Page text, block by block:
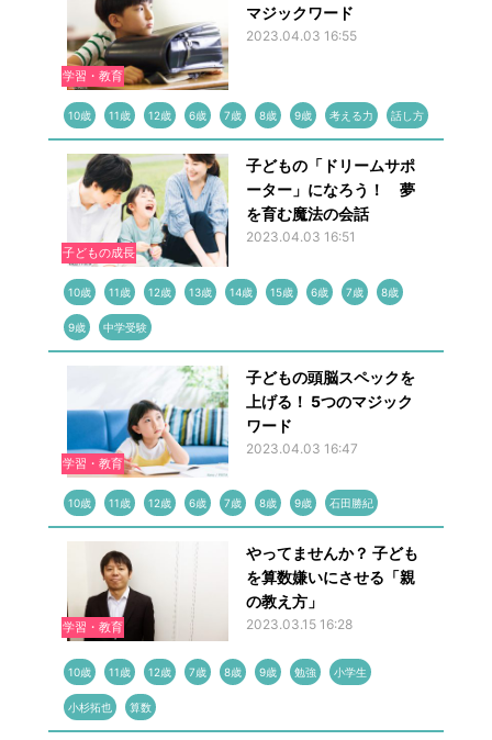
学習・教育
マジックワード
2023.04.03 16:55
10歳 11歳 12歳 6歳 7歳 8歳 9歳 考える力 話し方
子どもの成長
子どもの「ドリームサポ
ーター」になろう！ 夢
を育む魔法の会話
2023.04.03 16:51
10歳 11歳 12歳 13歳 14歳 15歳 6歳 7歳 8歳
9歳 中学受験
学習・教育
子どもの頭脳スペックを
上げる！ 5つのマジック
ワード
2023.04.03 16:47
10歳 11歳 12歳 6歳 7歳 8歳 9歳 石田勝紀
学習・教育
やってませんか？ 子ども
を算数嫌いにさせる「親
の教え方」
2023.03.15 16:28
10歳 11歳 12歳 7歳 8歳 9歳 勉強 小学生
小杉拓也 算数